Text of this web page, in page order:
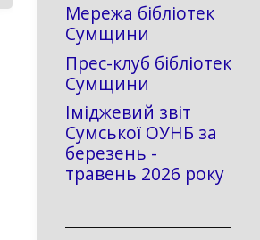
Мережа бібліотек
Сумщини
Прес-клуб бібліотек
Сумщини
Іміджевий звіт
Сумської ОУНБ за
березень -
травень 2026 року